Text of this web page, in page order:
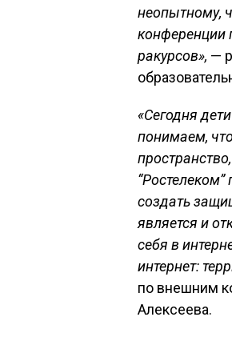
неопытному,
конференции
ракурсов», —
«Сегодня
понимаем,
создать
является и
себя в
интернет:
по внешним
Алексеева.